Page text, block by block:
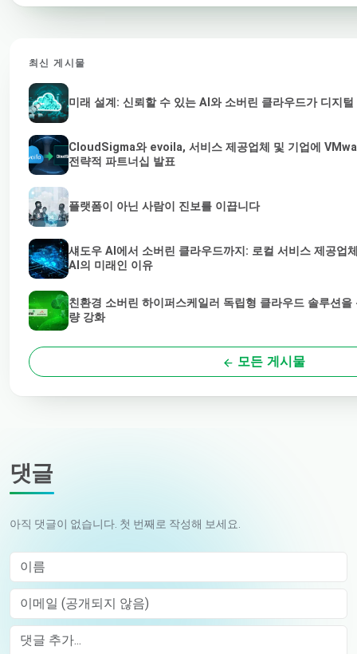
최신 게시물
미래 설계: 신뢰할 수 있는 AI와 소버린 클라우드가 디지
CloudSigma와 evoila, 서비스 제공업체 및 기업에
전략적 파트너십 발표
플랫폼이 아닌 사람이 진보를 이끕니다
섀도우 AI에서 소버린 클라우드까지: 로컬 서비스 제공업
AI의 미래인 이유
친환경 소버린 하이퍼스케일러 독립형 클라우드 솔루션
량 강화
모든 게시물
댓글
아직 댓글이 없습니다. 첫 번째로 작성해 보세요.
이름
이메일 (공개되지 않음)
Comment